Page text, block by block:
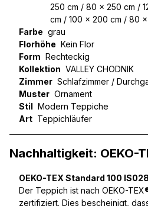
250 cm / 80 x 250 cm /
cm / 100 x 200 cm / 80
Farbe grau
Florhöhe Kein Flor
Form Rechteckig
Kollektion VALLEY CHODNIK
Zimmer Schlafzimmer /
Muster Ornament
Stil Modern Teppiche
Art Teppichläufer
Nachhaltigkeit: OEKO-
OEKO-TEX Standard 100
Der Teppich ist nach OEKO-
zertifiziert. Dies bescheinigt,